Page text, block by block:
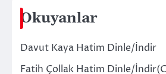
Okuyanlar
Davut Kaya Hatim Dinle/İndir
Fatih Çollak Hatim Dinle/